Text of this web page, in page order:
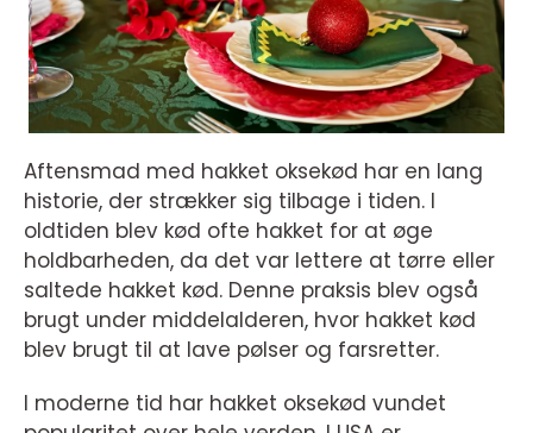
Aftensmad med hakket oksekød har en lang
historie, der strækker sig tilbage i tiden. I
oldtiden blev kød ofte hakket for at øge
holdbarheden, da det var lettere at tørre eller
saltede hakket kød. Denne praksis blev også
brugt under middelalderen, hvor hakket kød
blev brugt til at lave pølser og farsretter.
I moderne tid har hakket oksekød vundet